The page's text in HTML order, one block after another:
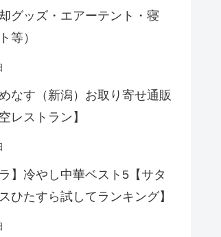
グッズ・エアーテント・寝
等）
なす（新潟）お取り寄せ通販
レストラン】
ラ】冷やし中華ベスト5【サタ
ひたすら試してランキング】